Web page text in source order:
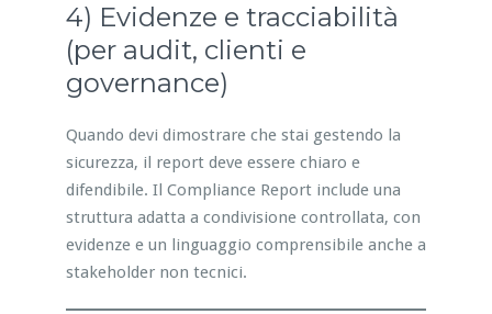
4) Evidenze e tracciabilità
(per audit, clienti e
governance)
Quando devi dimostrare che stai gestendo la
sicurezza, il report deve essere chiaro e
difendibile. Il Compliance Report include una
struttura adatta a condivisione controllata, con
evidenze e un linguaggio comprensibile anche a
stakeholder non tecnici.